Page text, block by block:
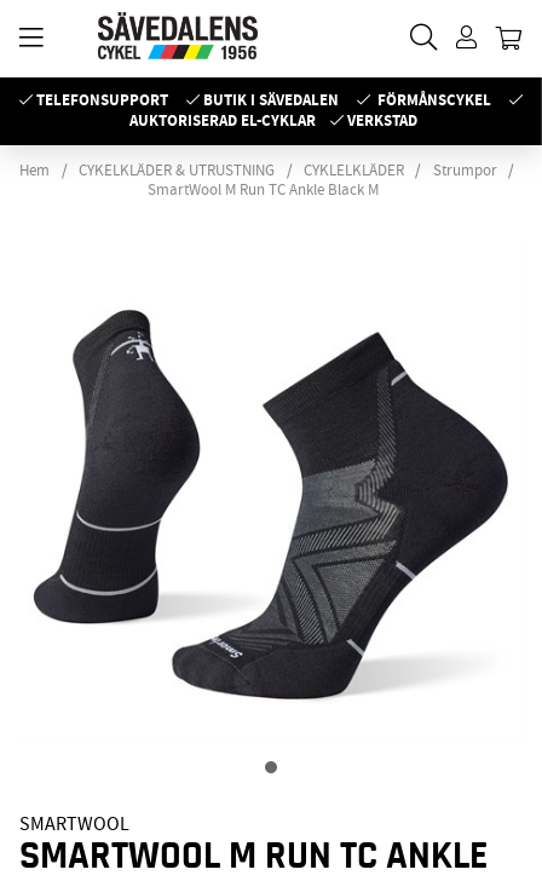
TELEFONSUPPORT BUTIK I SÄVEDALEN
FÖRMÅNSCYKEL
AUKTORISERAD EL-CYKLAR
VERKSTAD
Hem CYKELKLÄDER & UTRUSTNING CYKLELKLÄDER
Strumpor
SmartWool M Run TC Ankle Black M
SMARTWOOL
SMARTWOOL M RUN TC ANKLE